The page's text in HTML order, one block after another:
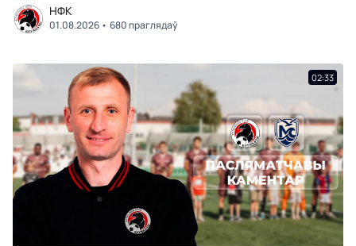
НФК
01.08.2026 680 праглядаў
02:33